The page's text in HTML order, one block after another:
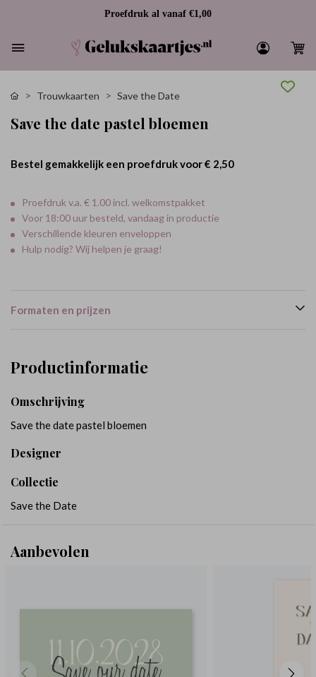
Proefdruk al vanaf €1,00
Trouwkaarten Save the Date
Save the date pastel bloemen
Bestel gemakkelijk een proefdruk voor€ 2,50
Proefdruk v.a. € 1.00 incl. welkomstpakket
Voor 18:00 uur besteld, vandaag in productie
Verschillende kleuren enveloppen
Hulp nodig? Wij helpen je graag!
Formaten en prijzen
Productinformatie
Omschrijving
Save the date pastel bloemen
Designer
Collectie
Save the Date
Aanbevolen